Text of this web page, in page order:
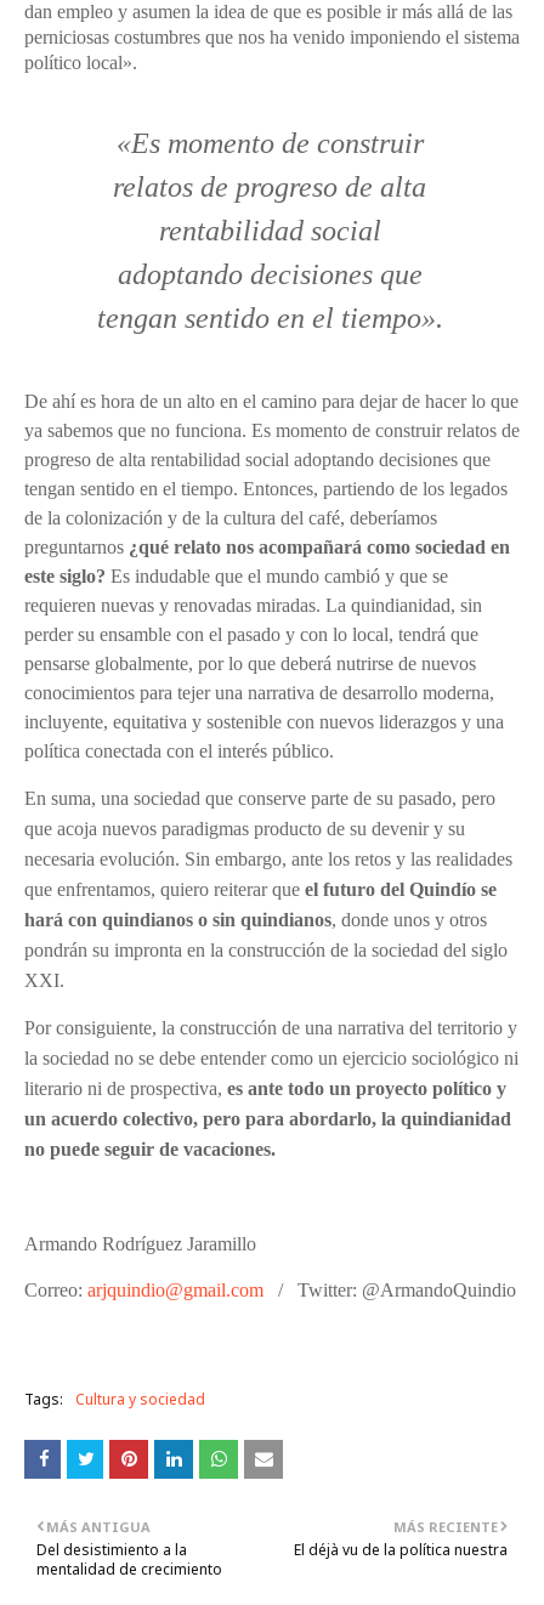
dan empleo y asumen la idea de que es posible ir más allá de las
perniciosas costumbres que nos ha venido imponiendo el sistema
político local».
«Es momento de construir
relatos de progreso de alta
rentabilidad social
adoptando decisiones que
tengan sentido en el tiempo».
De ahí es hora de un alto en el camino para dejar de hacer lo que
ya sabemos que no funciona. Es momento de construir relatos de
progreso de alta rentabilidad social adoptando decisiones que
tengan sentido en el tiempo. Entonces, partiendo de los legados
de la colonización y de la cultura del café, deberíamos
preguntarnos ¿qué relato nos acompañará como sociedad en
este siglo? Es indudable que el mundo cambió y que se
requieren nuevas y renovadas miradas. La quindianidad, sin
perder su ensamble con el pasado y con lo local, tendrá que
pensarse globalmente, por lo que deberá nutrirse de nuevos
conocimientos para tejer una narrativa de desarrollo moderna,
incluyente, equitativa y sostenible con nuevos liderazgos y una
política conectada con el interés público.
En suma, una sociedad que conserve parte de su pasado, pero
que acoja nuevos paradigmas producto de su devenir y su
necesaria evolución. Sin embargo, ante los retos y las realidades
que enfrentamos, quiero reiterar que el futuro del Quindío se
hará con quindianos o sin quindianos, donde unos y otros
pondrán su impronta en la construcción de la sociedad del siglo
XXI.
Por consiguiente, la construcción de una narrativa del territorio y
la sociedad no se debe entender como un ejercicio sociológico ni
literario ni de prospectiva, es ante todo un proyecto político y
un acuerdo colectivo, pero para abordarlo, la quindianidad
no puede seguir de vacaciones.
Armando Rodríguez Jaramillo
Correo: arjquindio@gmail.com / Twitter: @ArmandoQuindio
Tags: Cultura y sociedad
MÁS RECIENTE
El déjà vu de la política nuestra
MÁS ANTIGUA
Del desistimiento a la
mentalidad de crecimiento